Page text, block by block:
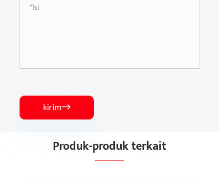
kirim
Produk-produk terkait